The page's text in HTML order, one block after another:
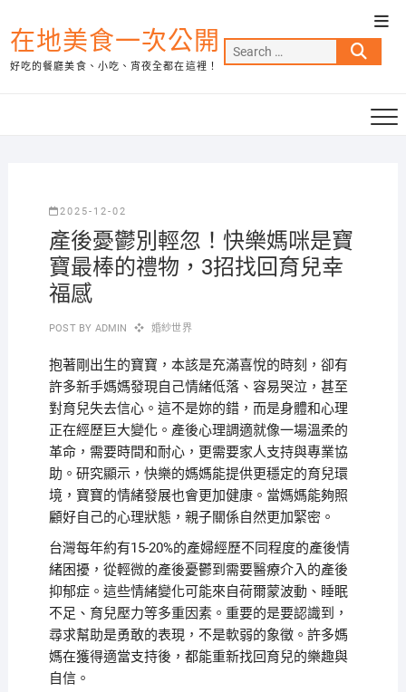
to
content
在地美食一次公開
好吃的餐廳美食、小吃、宵夜全都在這裡！
Search
…
2025-12-02
產後憂鬱別輕忽！快樂媽咪是寶
寶最棒的禮物，3招找回育兒幸
福感
POST BY ADMIN 婚紗世界
抱著剛出生的寶寶，本該是充滿喜悅的時刻，卻有
許多新手媽媽發現自己情緒低落、容易哭泣，甚至
對育兒失去信心。這不是妳的錯，而是身體和心理
正在經歷巨大變化。產後心理調適就像一場溫柔的
革命，需要時間和耐心，更需要家人支持與專業協
助。研究顯示，快樂的媽媽能提供更穩定的育兒環
境，寶寶的情緒發展也會更加健康。當媽媽能夠照
顧好自己的心理狀態，親子關係自然更加緊密。
台灣每年約有15-20%的產婦經歷不同程度的產後情
緒困擾，從輕微的產後憂鬱到需要醫療介入的產後
抑郁症。這些情緒變化可能來自荷爾蒙波動、睡眠
不足、育兒壓力等多重因素。重要的是要認識到，
尋求幫助是勇敢的表現，不是軟弱的象徵。許多媽
媽在獲得適當支持後，都能重新找回育兒的樂趣與
自信。